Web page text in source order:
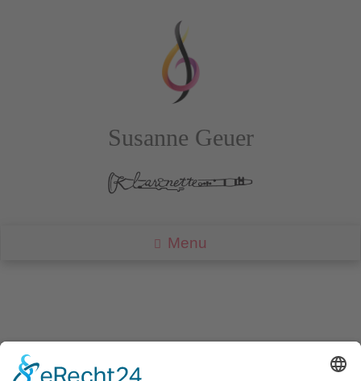
Susanne Geuer
Menu